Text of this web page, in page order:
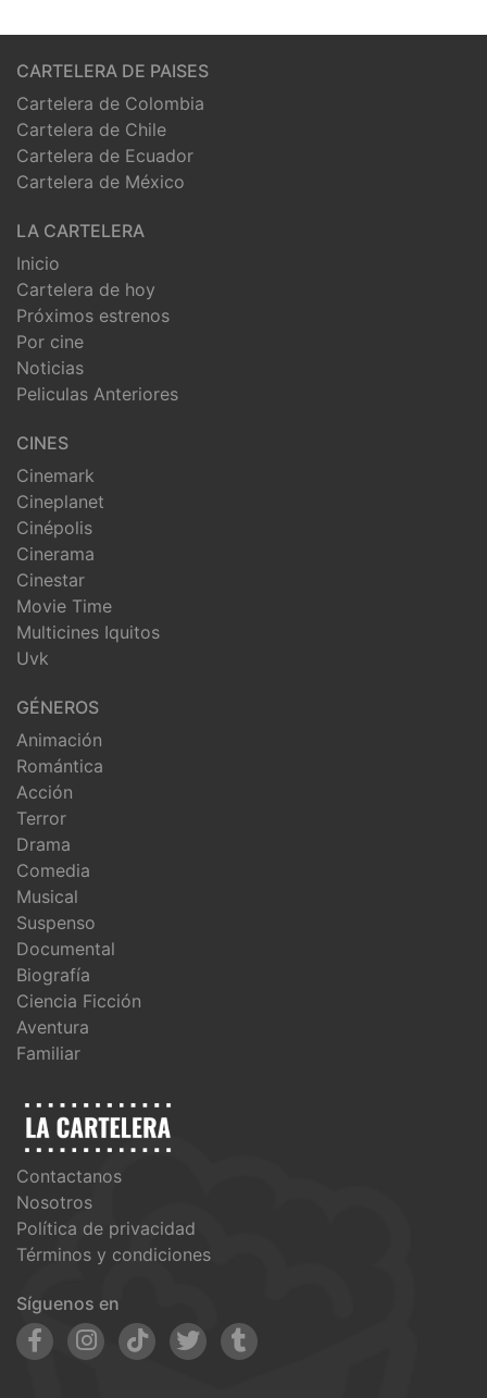
CARTELERA DE PAISES
Cartelera de Colombia
Cartelera de Chile
Cartelera de Ecuador
Cartelera de México
LA CARTELERA
Inicio
Cartelera de hoy
Próximos estrenos
Por cine
Noticias
Peliculas Anteriores
CINES
Cinemark
Cineplanet
Cinépolis
Cinerama
Cinestar
Movie Time
Multicines Iquitos
Uvk
GÉNEROS
Animación
Romántica
Acción
Terror
Drama
Comedia
Musical
Suspenso
Documental
Biografía
Ciencia Ficción
Aventura
Familiar
Contactanos
Nosotros
Política de privacidad
Términos y condiciones
Síguenos en